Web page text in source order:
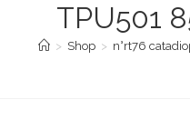
TPU501
> Shop > n°rt76